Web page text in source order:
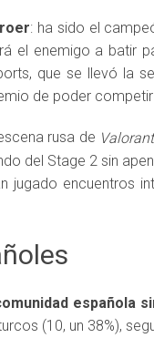
: ha sido el
el enemigo a batir
que se llevó la
de poder
rusa de Valorant
del Stage 2 sin
jugado encuentros
española
(10, un 38%),